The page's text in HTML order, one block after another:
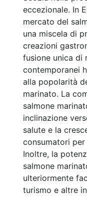
eccezionale. In
mercato del
una miscela di
creazioni
fusione unica di
contemporanei
alla popolarità
marinato. La
salmone
inclinazione
salute e la
consumatori
Inoltre, la
salmone
ulteriormente
turismo e altre